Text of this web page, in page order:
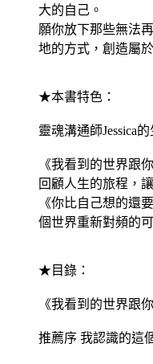
大的自己。
願你放下那些無法
地的方式，創造屬
★本書特色：
靈魂溝通師Jessica
《我看到的世界跟
回顧人生的旅程，
《你比自己想的還
個世界重新對頻的
★目錄：
《我看到的世界跟
推薦序 我認識的這